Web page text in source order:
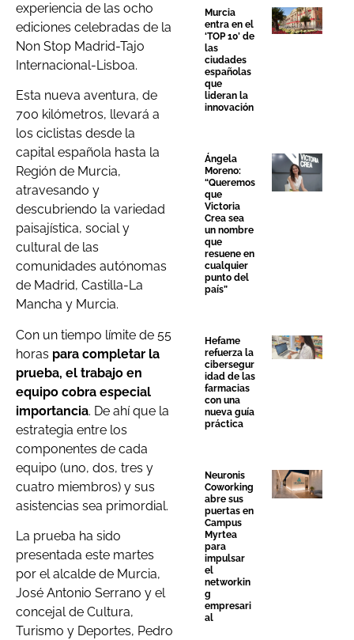
experiencia de las ocho
ediciones celebradas de la
Non Stop Madrid-Tajo
Internacional-Lisboa.
Esta nueva aventura, de
700 kilómetros, llevará a
los ciclistas desde la
capital española hasta la
Región de Murcia,
atravesando y
descubriendo la variedad
paisajística, social y
cultural de las
comunidades autónomas
de Madrid, Castilla-La
Mancha y Murcia.
Con un tiempo límite de 55
horas para completar la
prueba, el trabajo en
equipo cobra especial
importancia. De ahí que la
estrategia entre los
componentes de cada
equipo (uno, dos, tres y
cuatro miembros) y sus
asistencias sea primordial.
La prueba ha sido
presentada este martes
por el alcalde de Murcia,
José Antonio Serrano y el
concejal de Cultura,
Turismo y Deportes, Pedro
Murcia
entra en el
‘TOP 10’ de
las
ciudades
españolas
que
lideran la
innovación
Ángela
Moreno:
“Queremos
que
Victoria
Crea sea
un nombre
que
resuene en
cualquier
punto del
país”
Hefame
refuerza la
cibersegur
idad de las
farmacias
con una
nueva guía
práctica
Neuronis
Coworking
abre sus
puertas en
Campus
Myrtea
para
impulsar
el
networkin
g
empresari
al